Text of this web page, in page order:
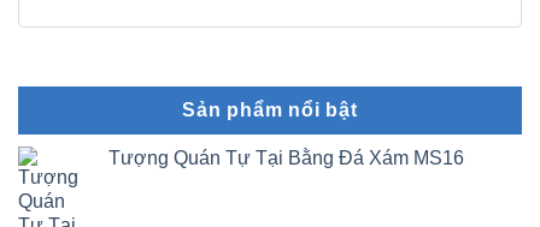
Sản phẩm nổi bật
Tượng Quán Tự Tại Bằng Đá Xám MS16